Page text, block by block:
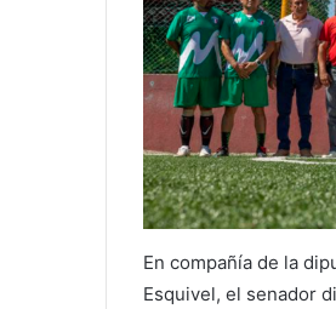
En compañía de la
Esquivel, el senador